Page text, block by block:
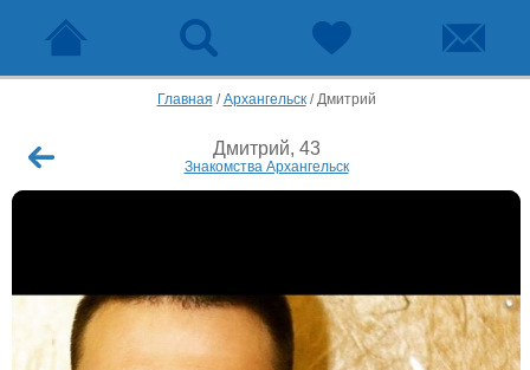
Главная /Архангельск/Дмитрий
Дмитрий, 43
Знакомства Архангельск